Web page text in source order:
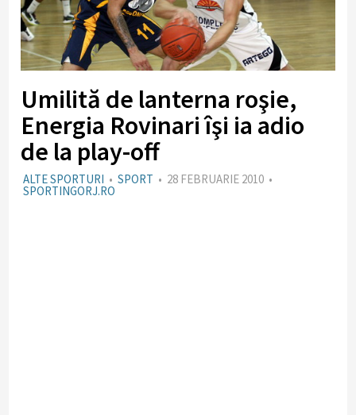
Umilită de lanterna roşie,
Energia Rovinari îşi ia adio
de la play-off
ALTE SPORTURI • SPORT • 28 FEBRUARIE 2010 •
SPORTINGORJ.RO